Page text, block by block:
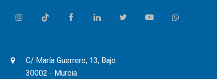
InstagramTiktok FacebookLinkedInTwitterYoutubeWhatsapp
C/ María Guerrero, 13, Bajo
30002 - Murcia